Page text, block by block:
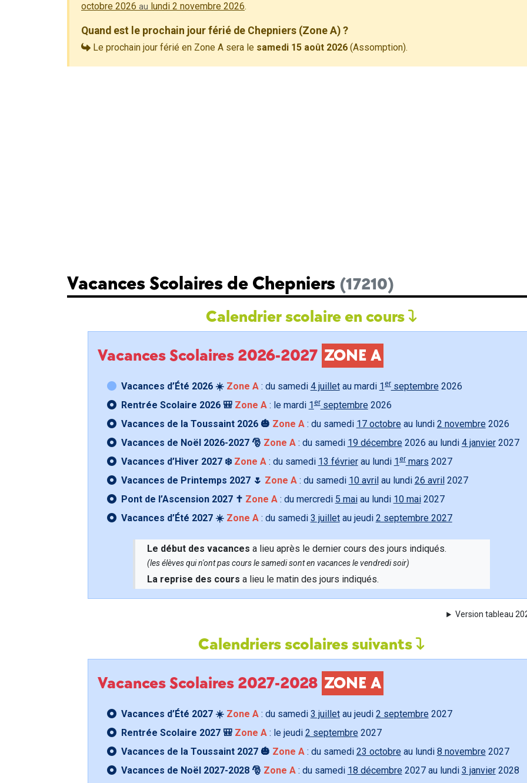
octobre 2026 au lundi 2 novembre 2026.
Quand est le prochain jour férié de Chepniers (Zone A) ?
Le prochain jour férié en Zone A sera le samedi 15 août 2026 (Assomption).
Vacances Scolaires de Chepniers (17210)
Calendrier scolaire en cours
Vacances Scolaires 2026-2027 ZONE A
Vacances d’Été 2026 ☀️ Zone A: du samedi 4 juilletau mardi 1 erseptembre 2026
Rentrée Scolaire 2026 🎒 Zone A: le mardi 1erseptembre 2026
Vacances de la Toussaint 2026 🎃 Zone A: du samedi 17 octobre au lundi 2 novembre 2026
Vacances de Noël 2026-2027 🎅 Zone A: du samedi 19 décembre 2026 au lundi 4 janvier2027
Vacances d’Hiver 2027 ❄️ Zone A: du samedi 13 févrierau lundi 1ermars 2027
Vacances de Printemps 2027 🌷 Zone A: du samedi 10 avril au lundi 26 avril 2027
Pont de l’Ascension 2027 ✝️ Zone A: du mercredi 5 maiau lundi 10 mai2027
Vacances d’Été 2027 ☀️ Zone A: du samedi 3 juilletau jeudi 2 septembre 2027
Le début des vacances a lieu après le dernier cours des jours indiqués.
(les élèves qui n'ont pas cours le samedi sont en vacances le vendredi soir)
La reprise des cours a lieu le matin des jours indiqués.
Version tableau
Calendriers scolaires suivants
Vacances Scolaires 2027-2028 ZONE A
Vacances d’Été 2027 ☀️ Zone A: du samedi 3 juilletau jeudi 2 septembre 2027
Rentrée Scolaire 2027 🎒 Zone A: le jeudi 2 septembre 2027
Vacances de la Toussaint 2027 🎃 Zone A: du samedi 23 octobre au lundi 8 novembre 2027
Vacances de Noël 2027-2028 🎅 Zone A: du samedi 18 décembre 2027 au lundi 3 janvier2028